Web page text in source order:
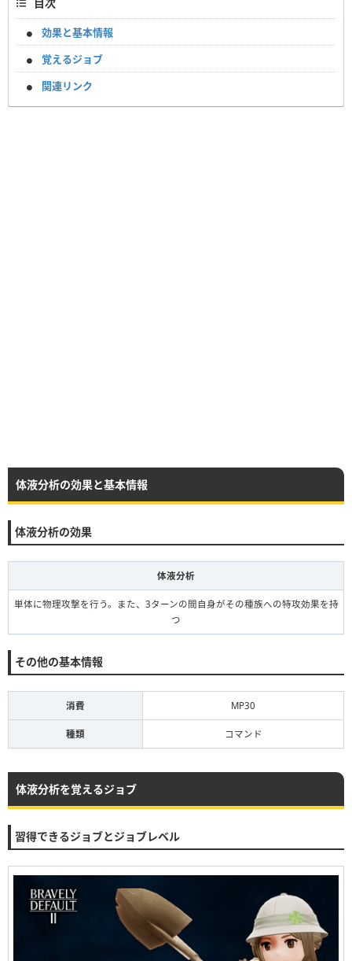
目次
効果と基本情報
覚えるジョブ
関連リンク
体液分析の効果と基本情報
体液分析の効果
体液分析
単体に物理攻撃を行う。また、3ターンの間自身がその種族への特攻効果を持
つ
その他の基本情報
消費 MP30
種類 コマンド
体液分析を覚えるジョブ
習得できるジョブとジョブレベル